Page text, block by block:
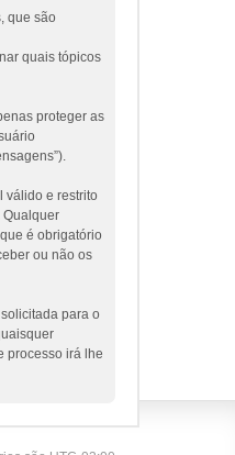
que são
quais tópicos
proteger as
válido e restrito
Qualquer
é obrigatório
ou não os
para o
processo irá lhe